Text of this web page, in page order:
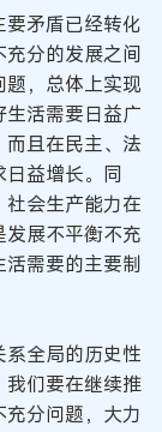
矛盾已经转化
分的发展之间
，总体上实现
活需要日益广
且在民主、法
益增长。同
会生产能力在
展不平衡不充
需要的主要制
全局的历史性
我们要在继续推
分问题，大力